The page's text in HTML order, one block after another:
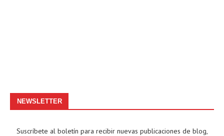
NEWSLETTER
Suscríbete al boletín para recibir nuevas publicaciones de blog,